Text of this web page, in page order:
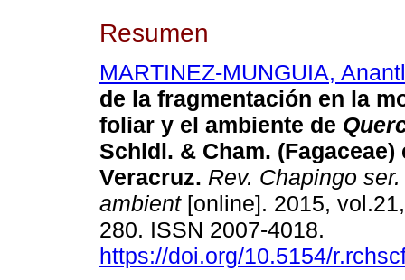
Resumen
MARTINEZ-MUNGUIA,
de la fragmentación en la
foliar y el ambiente de
Schldl. & Cham. (Fagaceae)
Veracruz. Rev. Chapingo
ambient[online]. 2015,
280. ISSN 2007-4018.
https://doi.org/10.5154/